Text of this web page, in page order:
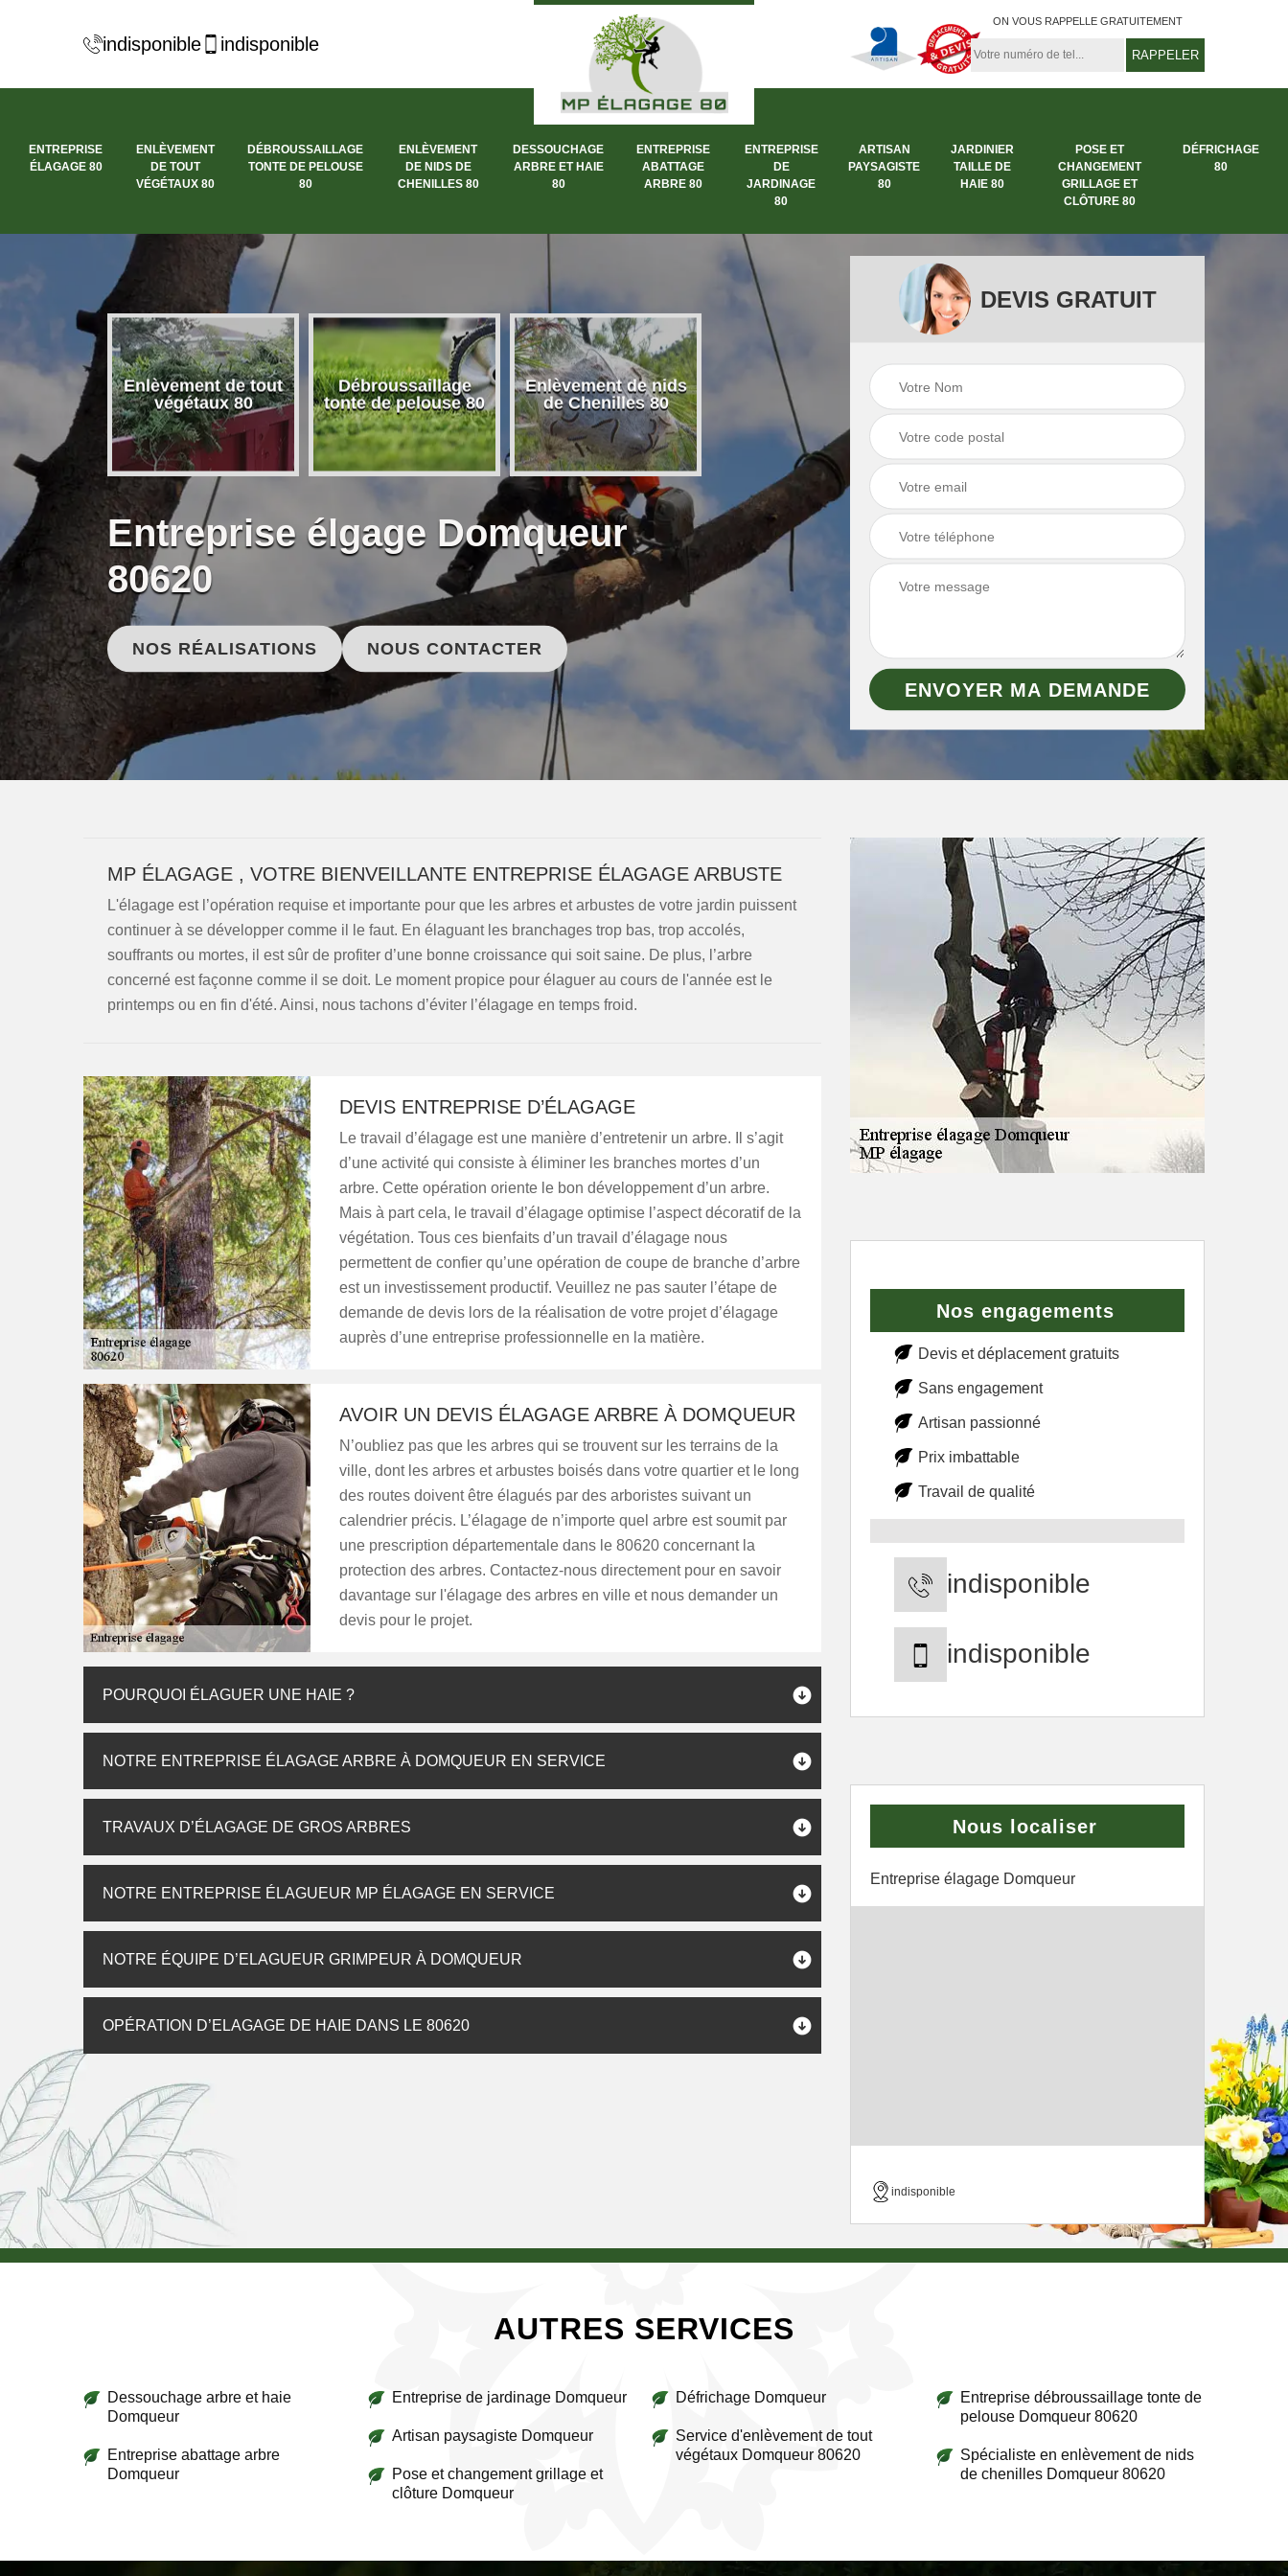
indisponible indisponible
ON VOUS RAPPELLE GRATUITEMENT
ENTREPRISE
ÉLAGAGE 80
ENLÈVEMENT
DE TOUT
VÉGÉTAUX 80
DÉBROUSSAILLAGE
TONTE DE PELOUSE
80
ENLÈVEMENT
DE NIDS DE
CHENILLES 80
DESSOUCHAGE
ARBRE ET HAIE
80
ENTREPRISE
ABATTAGE
ARBRE 80
ENTREPRISE
DE
JARDINAGE
80
ARTISAN
PAYSAGISTE
80
JARDINIER
TAILLE DE
HAIE 80
POSE ET
CHANGEMENT
GRILLAGE ET
CLÔTURE 80
DÉFRICHAGE
80
Enlèvement de tout
végétaux 80
Débroussaillage
tonte de pelouse 80
Enlèvement de nids
de Chenilles 80
Dessouchage arbre
et haie 80
Entreprise abattage
Entreprise de
jardinage 80
Entreprise élgage Domqueur
80620
NOS RÉALISATIONS NOUS CONTACTER
DEVIS GRATUIT
MP ÉLAGAGE , VOTRE BIENVEILLANTE ENTREPRISE ÉLAGAGE ARBUSTE
L'élagage est l’opération requise et importante pour que les arbres et arbustes de votre jardin puissent
continuer à se développer comme il le faut. En élaguant les branchages trop bas, trop accolés,
souffrants ou mortes, il est sûr de profiter d’une bonne croissance qui soit saine. De plus, l’arbre
concerné est façonne comme il se doit. Le moment propice pour élaguer au cours de l'année est le
printemps ou en fin d'été. Ainsi, nous tachons d’éviter l’élagage en temps froid.
DEVIS ENTREPRISE D’ÉLAGAGE
Le travail d’élagage est une manière d’entretenir un arbre. Il s’agit
d’une activité qui consiste à éliminer les branches mortes d’un
arbre. Cette opération oriente le bon développement d’un arbre.
Mais à part cela, le travail d’élagage optimise l’aspect décoratif de la
végétation. Tous ces bienfaits d’un travail d’élagage nous
permettent de confier qu’une opération de coupe de branche d’arbre
est un investissement productif. Veuillez ne pas sauter l’étape de
demande de devis lors de la réalisation de votre projet d’élagage
auprès d’une entreprise professionnelle en la matière.
AVOIR UN DEVIS ÉLAGAGE ARBRE À DOMQUEUR
N’oubliez pas que les arbres qui se trouvent sur les terrains de la
ville, dont les arbres et arbustes boisés dans votre quartier et le long
des routes doivent être élagués par des arboristes suivant un
calendrier précis. L’élagage de n’importe quel arbre est soumit par
une prescription départementale dans le 80620 concernant la
protection des arbres. Contactez-nous directement pour en savoir
davantage sur l'élagage des arbres en ville et nous demander un
devis pour le projet.
POURQUOI ÉLAGUER UNE HAIE ?
NOTRE ENTREPRISE ÉLAGAGE ARBRE À DOMQUEUR EN SERVICE
TRAVAUX D’ÉLAGAGE DE GROS ARBRES
NOTRE ENTREPRISE ÉLAGUEUR MP ÉLAGAGE EN SERVICE
NOTRE ÉQUIPE D’ELAGUEUR GRIMPEUR À DOMQUEUR
OPÉRATION D’ELAGAGE DE HAIE DANS LE 80620
Nos engagements
Devis et déplacement gratuits
Sans engagement
Artisan passionné
Prix imbattable
Travail de qualité
indisponible
indisponible
Nous localiser
Entreprise élagage Domqueur
indisponible
AUTRES SERVICES
Dessouchage arbre et haie
Domqueur
Entreprise abattage arbre
Domqueur
Entreprise de jardinage Domqueur
Artisan paysagiste Domqueur
Pose et changement grillage et
clôture Domqueur
Défrichage Domqueur
Service d'enlèvement de tout
végétaux Domqueur 80620
Entreprise débroussaillage tonte de
pelouse Domqueur 80620
Spécialiste en enlèvement de nids
de chenilles Domqueur 80620